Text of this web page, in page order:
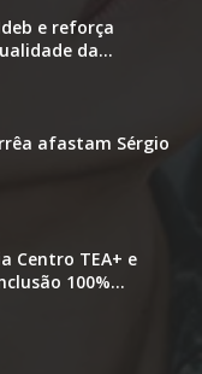
e reforça
da...
afastam Sérgio
Centro TEA+ e
100%...